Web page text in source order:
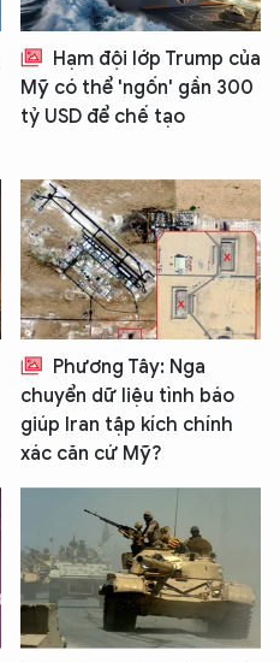
Hạm đội lớp Trump của
Mỹ có thể 'ngốn' gần 300
tỷ USD để chế tạo
Phương Tây: Nga
chuyển dữ liệu tình báo
giúp Iran tập kích chính
xác căn cứ Mỹ?